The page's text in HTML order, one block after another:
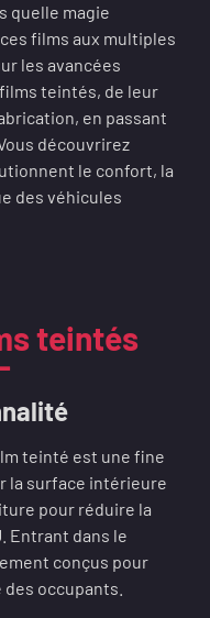
quelle magie
films aux multiples
les avancées
teintés, de leur
en passant
découvrirez
le confort, la
des véhicules
teintés
teinté est une fine
la surface intérieure
pour réduire la
Entrant dans le
conçus pour
occupants.